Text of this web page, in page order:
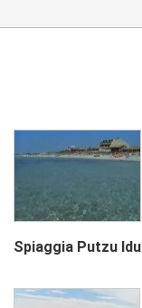
Spiaggia Putzu Idu